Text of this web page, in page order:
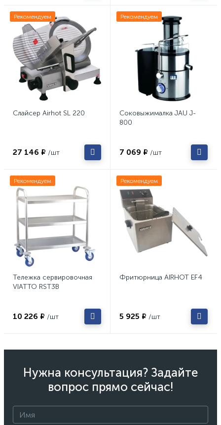
Рекомендуем
Слайсер Airhot SL 220
27 146 ₽ /шт
Рекомендуем
Соковыжималка JAU J-
800
7 069 ₽ /шт
Рекомендуем
Тележка сервировочная
VIATTO RST3B
10 226 ₽ /шт
Рекомендуем
Фритюрница AIRHOT EF4
5 925 ₽ /шт
Нужна консультация? Задайте
вопрос прямо сейчас!